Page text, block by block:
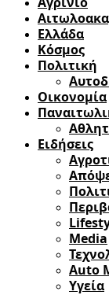
Ελλάδα
Κόσμος
Πολιτική
Οικονομία
Ειδήσεις
Media
Auto
Υγεία